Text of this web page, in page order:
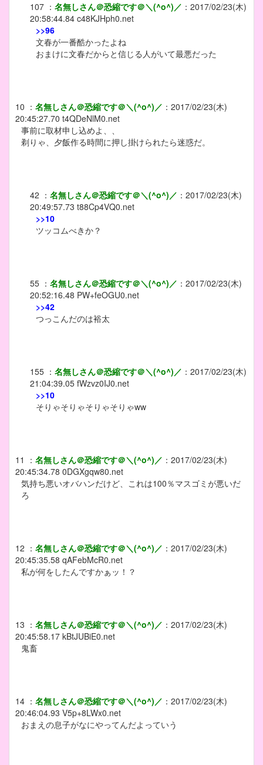
107 ： 名無しさん＠恐縮です＠＼(^o^)／ ： 2017/02/23(木)
20:58:44.84 c48KJHph0.net
>>96
文春が一番酷かったよね
おまけに文春だからと信じる人がいて最悪だった
10 ： 名無しさん＠恐縮です＠＼(^o^)／ ： 2017/02/23(木)
20:45:27.70 t4QDeNlM0.net
事前に取材申し込めよ、、
剃りゃ、夕飯作る時間に押し掛けられたら迷惑だ。
42 ： 名無しさん＠恐縮です＠＼(^o^)／ ： 2017/02/23(木)
20:49:57.73 t88Cp4VQ0.net
>>10
ツッコムべきか？
55 ： 名無しさん＠恐縮です＠＼(^o^)／ ： 2017/02/23(木)
20:52:16.48 PW+feOGU0.net
>>42
つっこんだのは裕太
155 ： 名無しさん＠恐縮です＠＼(^o^)／ ： 2017/02/23(木)
21:04:39.05 fWzvz0IJ0.net
>>10
そりゃそりゃそりゃそりゃww
11 ： 名無しさん＠恐縮です＠＼(^o^)／ ： 2017/02/23(木)
20:45:34.78 0DGXgqw80.net
気持ち悪いオバハンだけど、これは100％マスゴミが悪いだ
ろ
12 ： 名無しさん＠恐縮です＠＼(^o^)／ ： 2017/02/23(木)
20:45:35.58 qAFebMcR0.net
私が何をしたんですかぁッ！？
13 ： 名無しさん＠恐縮です＠＼(^o^)／ ： 2017/02/23(木)
20:45:58.17 kBtJUBiE0.net
鬼畜
14 ： 名無しさん＠恐縮です＠＼(^o^)／ ： 2017/02/23(木)
20:46:04.93 V5p+8LWx0.net
おまえの息子がなにやってんだよっていう